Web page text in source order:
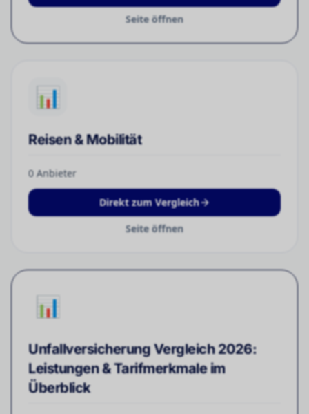
Seite öffnen
📊
Reisen & Mobilität
0 Anbieter
Direkt zum Vergleich
Seite öffnen
📊
Unfallversicherung Vergleich 2026:
Leistungen & Tarifmerkmale im
Überblick